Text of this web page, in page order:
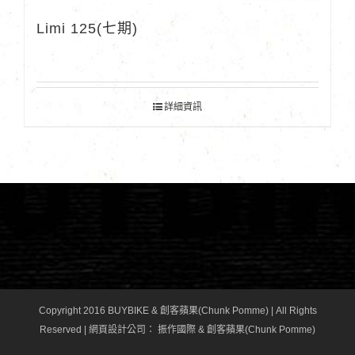
Limi 125(七期)
詳細資訊
Copyright 2016 BUYBIKE & 創客蘋果(Chunk Pomme) | All Rights
Reserved | 網頁設計公司 ： 振作國際 & 創客蘋果(Chunk Pomme)